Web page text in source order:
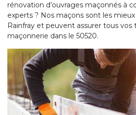
rénovation d’ouvrages maçonnés à
experts ? Nos maçons sont les
Rainfray et peuvent assurer tous vos
maçonnerie dans le 50520.